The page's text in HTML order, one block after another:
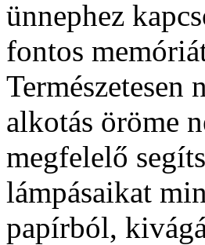
ünnephez
fontos
Természetesen
alkotás öröme
megfelelő
lámpásaikat
papírból,